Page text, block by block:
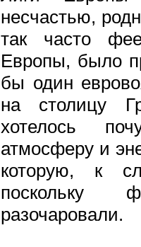
несчастью,
так часто
Европы, было
бы один
на столицу
хотелось
атмосферу и
которую, к
поскольку
разочаровали.